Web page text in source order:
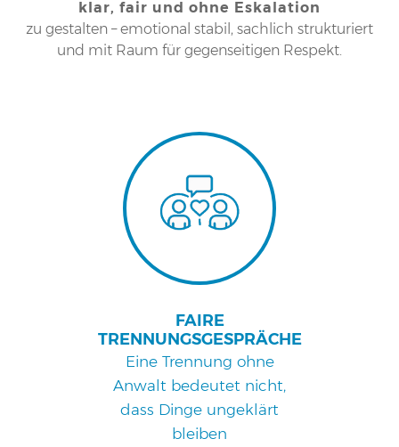
klar, fair und ohne Eskalation
zu gestalten – emotional stabil, sachlich strukturiert
und mit Raum für gegenseitigen Respekt.
FAIRE
TRENNUNGSGESPRÄCHE
Eine Trennung ohne
Anwalt bedeutet nicht,
dass Dinge ungeklärt
bleiben
PAARTHERAPIE
BEZIEHUNGSMUSTER VERSTEHEN
SCHEIDUNG OHNE ANWALT
EHERETTUNG VERSÖHNUNG
LONGEVITY
FAMILIENAUFSTELLUNG
FÜR UNTERNEHMEN